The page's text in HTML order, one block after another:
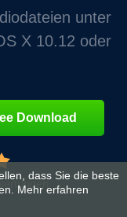
unter
X 10.12 oder
Download
dass Sie die beste
Mehr erfahren